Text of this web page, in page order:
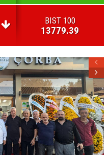
BIST 100
13779.39